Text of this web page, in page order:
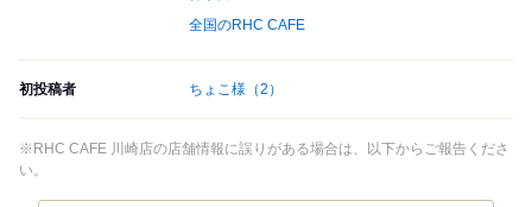
全国のRHC CAFE
初投稿者 ちょこ様 （2）
※RHC CAFE 川崎店の店舗情報に誤りがある場合は、以下からご報告くださ
い。